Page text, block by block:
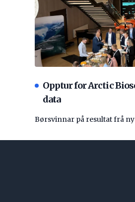
Opptur for Arctic
data
Børsvinnar på resultat frå ny